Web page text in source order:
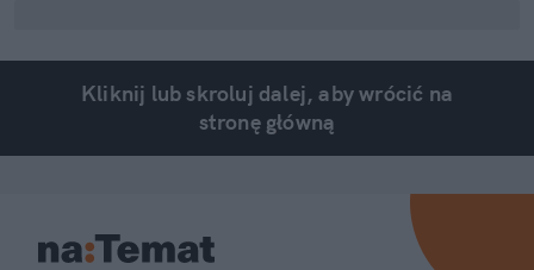
Kliknij lub skroluj dalej, aby wrócić na
stronę główną